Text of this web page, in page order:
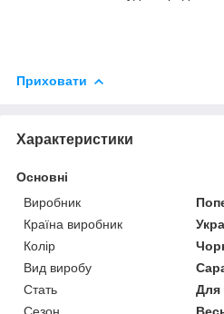
Приховати
Характеристики
Основні
Виробник
Країна виробник
Колір
Вид виробу
Стать
Для
Сезон